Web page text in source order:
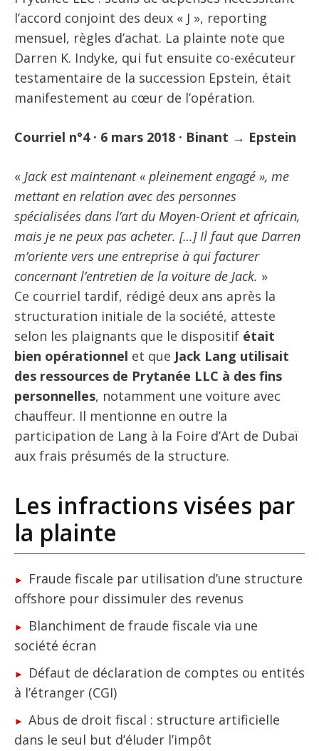
l’accord conjoint des deux « J », reporting
mensuel, règles d’achat. La plainte note que
Darren K. Indyke, qui fut ensuite co-exécuteur
testamentaire de la succession Epstein, était
manifestement au cœur de l’opération.
Courriel n°4 · 6 mars 2018 · Binant → Epstein
« Jack est maintenant « pleinement engagé », me
mettant en relation avec des personnes
spécialisées dans l’art du Moyen-Orient et africain,
mais je ne peux pas acheter. […] Il faut que Darren
m’oriente vers une entreprise à qui facturer
concernant l’entretien de la voiture de Jack. »
Ce courriel tardif, rédigé deux ans après la
structuration initiale de la société, atteste
selon les plaignants que le dispositif était
bien opérationnel et que Jack Lang utilisait
des ressources de Prytanée LLC à des fins
personnelles, notamment une voiture avec
chauffeur. Il mentionne en outre la
participation de Lang à la Foire d’Art de Dubaï
aux frais présumés de la structure.
Les infractions visées par
la plainte
Fraude fiscale par utilisation d’une structure
offshore pour dissimuler des revenus
Blanchiment de fraude fiscale via une
société écran
Défaut de déclaration de comptes ou entités
à l’étranger (CGI)
Abus de droit fiscal : structure artificielle
dans le seul but d’éluder l’impôt